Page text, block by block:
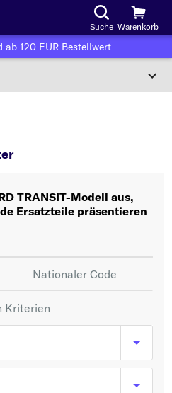
Suche Warenkorb
ab 120 EUR Bestellwert
Oder
nach Kriterien:
TRANSIT-Modell aus,
Ersatzteile präsentieren
Nationaler Code
Kriterien